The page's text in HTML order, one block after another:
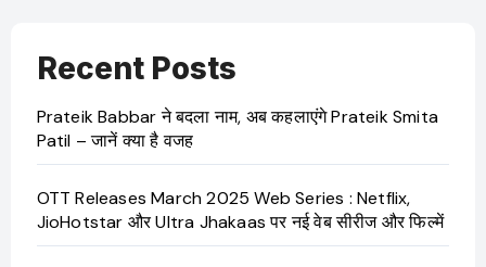
Recent Posts
Prateik Babbar ने बदला नाम, अब कहलाएंगे Prateik Smita
Patil – जानें क्या है वजह
OTT Releases March 2025 Web Series : Netflix,
JioHotstar और Ultra Jhakaas पर नई वेब सीरीज और फिल्में